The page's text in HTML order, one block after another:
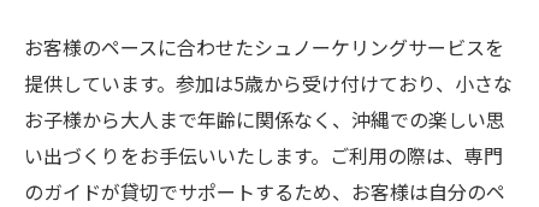
お客様のペースに合わせたシュノーケリングサービスを
提供しています。参加は5歳から受け付けており、小さな
お子様から大人まで年齢に関係なく、沖縄での楽しい思
い出づくりをお手伝いいたします。ご利用の際は、専門
のガイドが貸切でサポートするため、お客様は自分のペ